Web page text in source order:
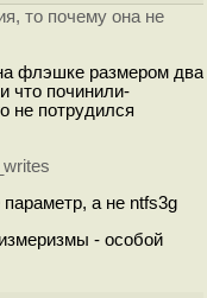
то почему она не
флэшке размером два
что починили-
не потрудился
а не ntfs3g
- особой